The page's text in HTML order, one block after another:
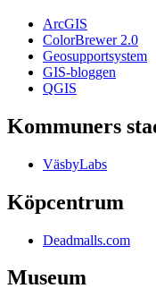
ArcGIS
ColorBrewer 2.0
Geosupportsystem
GIS-bloggen
QGIS
Kommuners
VäsbyLabs
Köpcentrum
Deadmalls.com
Museum